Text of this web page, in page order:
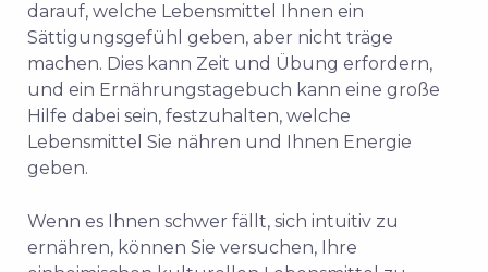
darauf, welche Lebensmittel Ihnen ein
Sättigungsgefühl geben, aber nicht träge
machen. Dies kann Zeit und Übung erfordern,
und ein Ernährungstagebuch kann eine große
Hilfe dabei sein, festzuhalten, welche
Lebensmittel Sie nähren und Ihnen Energie
geben.
Wenn es Ihnen schwer fällt, sich intuitiv zu
ernähren, können Sie versuchen, Ihre